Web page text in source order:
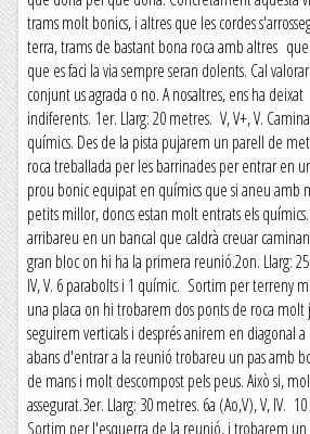
trams molt bonics, i altres que les cordes
terra, trams de bastant bona roca amb altres
que es faci la via sempre seran dolents. Cal
conjunt us agrada o no. A nosaltres, ens ha deixat
indiferents. 1er. Llarg: 20 metres. V, V+, V.
químics. Des de la pista pujarem un parell de
roca treballada per les barrinades per entrar en
prou bonic equipat en químics que si aneu amb
petits millor, doncs estan molt entrats els
arribareu en un bancal que caldrà creuar
gran bloc on hi ha la primera reunió.2on. Llarg:
IV, V. 6 parabolts i 1 químic. Sortim per terreny
una placa on hi trobarem dos ponts de roca molt
seguirem verticals i després anirem en diagonal
abans d'entrar a la reunió trobareu un pas amb
de mans i molt descompost pels peus. Això si,
assegurat.3er. Llarg: 30 metres. 6a (Ao,V), V, IV.
Sortim per l'esquerra de la reunió, i trobarem un